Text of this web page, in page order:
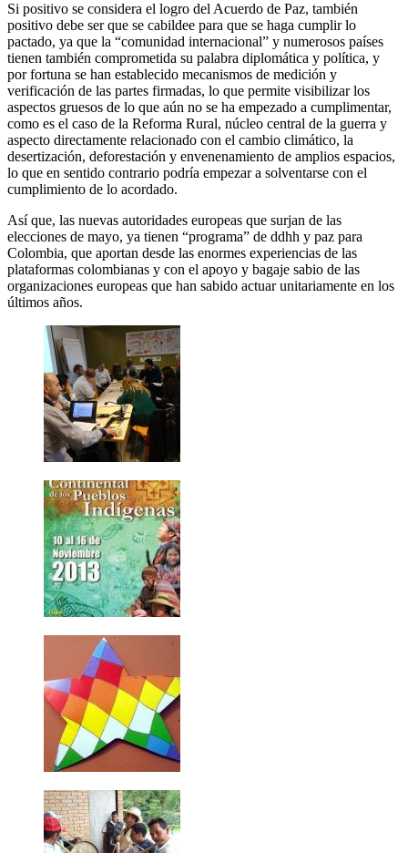
Si positivo se considera el logro del Acuerdo de Paz, también
positivo debe ser que se cabildee para que se haga cumplir lo
pactado, ya que la “comunidad internacional” y numerosos países
tienen también comprometida su palabra diplomática y política, y
por fortuna se han establecido mecanismos de medición y
verificación de las partes firmadas, lo que permite visibilizar los
aspectos gruesos de lo que aún no se ha empezado a cumplimentar,
como es el caso de la Reforma Rural, núcleo central de la guerra y
aspecto directamente relacionado con el cambio climático, la
desertización, deforestación y envenenamiento de amplios espacios,
lo que en sentido contrario podría empezar a solventarse con el
cumplimiento de lo acordado.
Así que, las nuevas autoridades europeas que surjan de las
elecciones de mayo, ya tienen “programa” de ddhh y paz para
Colombia, que aportan desde las enormes experiencias de las
plataformas colombianas y con el apoyo y bagaje sabio de las
organizaciones europeas que han sabido actuar unitariamente en los
últimos años.